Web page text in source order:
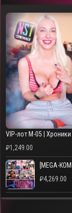
VIP-лот M-05 |
₽1,249.00
[MEGA-
₽4,269.00